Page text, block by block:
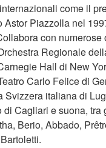
come il
Astor Piazzolla nel
con numerose
Regionale
Hall di New
Carlo Felice di
Svizzera italiana di
di Cagliari e suona, tra
Berio, Abbado,